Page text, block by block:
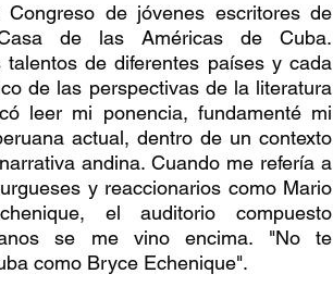
de jóvenes escritores de
de las Américas de Cuba.
de diferentes países y cada
de las perspectivas de la literatura
leer mi ponencia, fundamenté mi
actual, dentro de un contexto
andina. Cuando me refería a
y reaccionarios como Mario
el auditorio compuesto
se me vino encima. "No te
como Bryce Echenique".